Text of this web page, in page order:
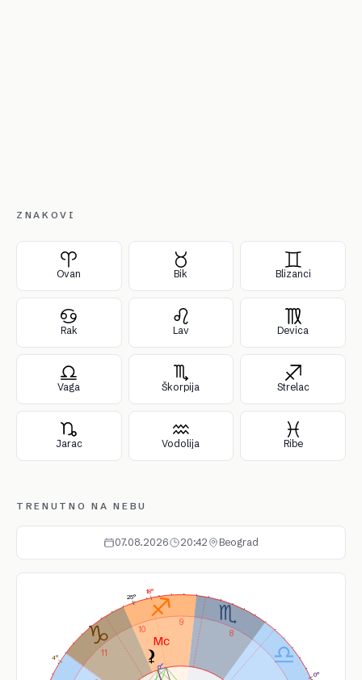
ZNAKOVI
Ovan Bik Blizanci
Rak Lav Devica
Vaga Škorpija Strelac
Jarac Vodolija Ribe
TRENUTNO NA NEBU
07.08.2026 20:42 Beograd
8
9
10
11
0°
4°
18°
25°